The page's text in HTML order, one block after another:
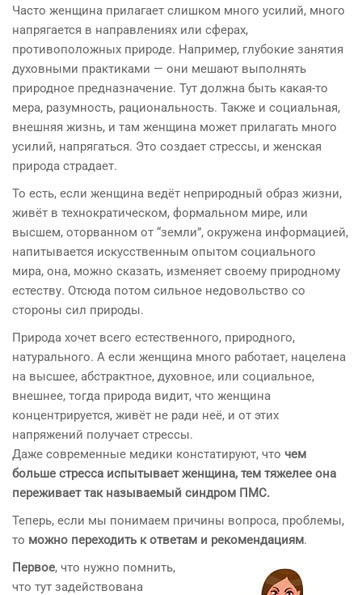
Часто женщина прилагает слишком много усилий, много
напрягается в направлениях или сферах,
противоположных природе. Например, глубокие занятия
духовными практиками — они мешают выполнять
природное предназначение. Тут должна быть какая-то
мера, разумность, рациональность. Также и социальная,
внешняя жизнь, и там женщина может прилагать много
усилий, напрягаться. Это создает стрессы, и женская
природа страдает.
То есть, если женщина ведёт неприродный образ жизни,
живёт в технократическом, формальном мире, или
высшем, оторванном от “земли”, окружена информацией,
напитывается искусственным опытом социального
мира, она, можно сказать, изменяет своему природному
естеству. Отсюда потом сильное недовольство со
стороны сил природы.
Природа хочет всего естественного, природного,
натурального. А если женщина много работает, нацелена
на высшее, абстрактное, духовное, или социальное,
внешнее, тогда природа видит, что женщина
концентрируется, живёт не ради неё, и от этих
напряжений получает стрессы.
Даже современные медики констатируют, что чем
больше стресса испытывает женщина, тем тяжелее она
переживает так называемый синдром ПМС.
Теперь, если мы понимаем причины вопроса, проблемы,
то можно переходить к ответам и рекомендациям.
Первое, что нужно помнить,
что тут задействована